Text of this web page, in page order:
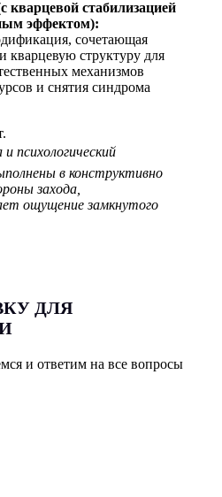
кварцевой стабилизацией
эффектом):
сочетающая
кварцевую структуру для
механизмов
и снятия синдрома
психологический
в конструктивно
захода,
ощущение замкнутого
ДЛЯ
и ответим на все вопросы